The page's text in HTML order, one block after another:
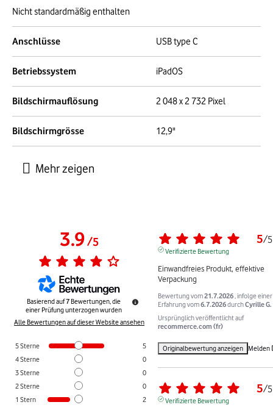
Nicht standardmäßig enthalten
Anschlüsse USB type C
Betriebssystem iPadOS
Bildschirmauflösung 2 048 x 2 732 Pixel
Bildschirmgrösse 12,9"
3.9/5
Basierend auf7 Bewertungen, die
einer Prüfung unterzogen wurden
Alle Bewertungen auf dieser Website ansehen
5Sterne
5
4Sterne
0
3Sterne
0
2Sterne
0
1 Stern 2
5/5
Verifizierte Bewertung
Einwandfreies Produkt, effektive
Verpackung
Bewertung vom21.7.2026 , infolge einer
Erfahrung vom6.7.2026durchCyrille G.
Ursprünglich veröffentlicht auf
recommerce.com (fr)
Originalbewertung anzeigen Melden
5/5
Verifizierte Bewertung